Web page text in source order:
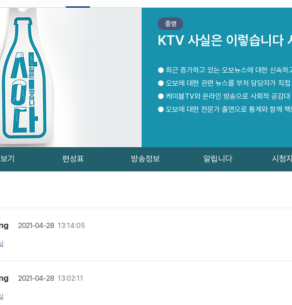
종영
KTV 사실은 이렇습니다
● 최근 증가하고 있는 오보뉴스에 대한 신속하
● 오보에 대한 관련 뉴스를 부처 담당자가 직
● 케이블TV와 온라인 방송으로 사회적 공감대
● 오보에 대한 전문가 출연으로 통계와 함께
기 편성표 방송정보 알립니다 시청
2021-04-28 13:14:05
2021-04-28 13:02:11